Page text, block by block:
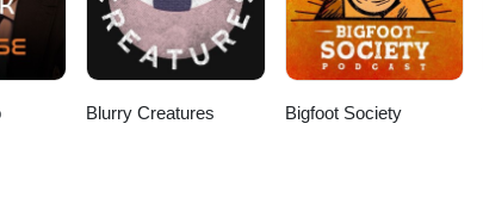
Blurry Creatures Bigfoot Society